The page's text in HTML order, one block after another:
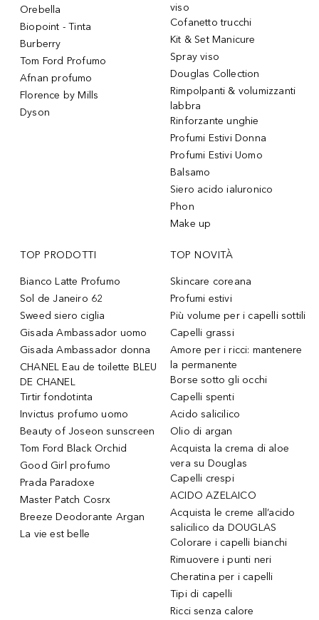
Orebella
Biopoint - Tinta
Burberry
Tom Ford Profumo
Afnan profumo
Florence by Mills
Dyson
viso
Cofanetto trucchi
Kit & Set Manicure
Spray viso
Douglas Collection
Rimpolpanti & volumizzanti
labbra
Rinforzante unghie
Profumi Estivi Donna
Profumi Estivi Uomo
Balsamo
Siero acido ialuronico
Phon
Make up
TOP PRODOTTI
Bianco Latte Profumo
Sol de Janeiro 62
Sweed siero ciglia
Gisada Ambassador uomo
Gisada Ambassador donna
CHANEL Eau de toilette BLEU
DE CHANEL
Tirtir fondotinta
Invictus profumo uomo
Beauty of Joseon sunscreen
Tom Ford Black Orchid
Good Girl profumo
Prada Paradoxe
Master Patch Cosrx
Breeze Deodorante Argan
La vie est belle
TOP NOVITÀ
Skincare coreana
Profumi estivi
Più volume per i capelli sottili
Capelli grassi
Amore per i ricci: mantenere
la permanente
Borse sotto gli occhi
Capelli spenti
Acido salicilico
Olio di argan
Acquista la crema di aloe
vera su Douglas
Capelli crespi
ACIDO AZELAICO
Acquista le creme all’acido
salicilico da DOUGLAS
Colorare i capelli bianchi
Rimuovere i punti neri
Cheratina per i capelli
Tipi di capelli
Ricci senza calore